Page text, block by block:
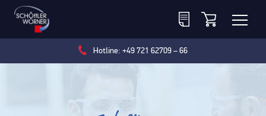
Hotline: +49 721 62709 – 66